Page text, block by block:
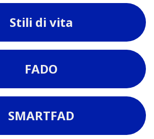
Stili di vita
FADO
SMARTFAD